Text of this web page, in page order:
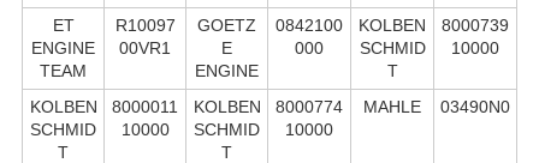
ET
ENGINE
TEAM
R10097
00VR1
GOETZ
E
ENGINE
0842100
000
KOLBEN
SCHMID
T
8000739
10000
KOLBEN
SCHMID
T
8000011
10000
KOLBEN
SCHMID
T
8000774
10000
MAHLE 03490N0